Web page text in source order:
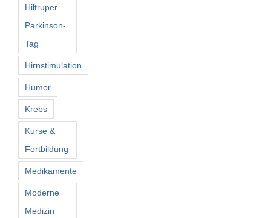
Hiltruper
Parkinson-
Tag
Hirnstimulation
Humor
Krebs
Kurse &
Fortbildung
Medikamente
Moderne
Medizin